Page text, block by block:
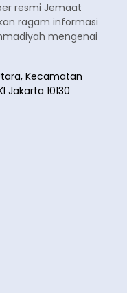
resmi Jemaat
ragam informasi
mengenai
Kecamatan
Jakarta 10130